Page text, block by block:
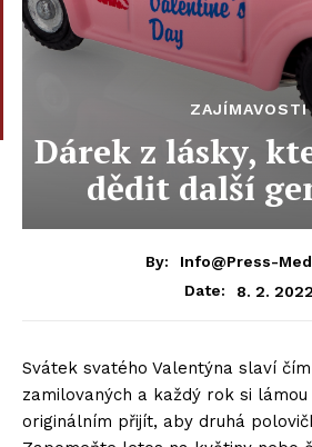
ZAJÍMAVOSTI
Dárek z lásky,
dědit další
By:
Info@press-
Date:
8. 2. 2022
Svátek svatého Valentýna slaví
zamilovaných a každý rok si
originálním přijít, aby druhá